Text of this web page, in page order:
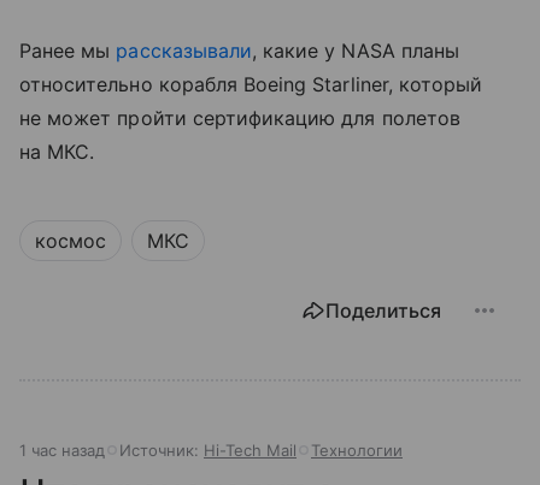
Ранее мы рассказывали, какие у NASA планы
относительно корабля Boeing Starliner, который
не может пройти сертификацию для полетов
на МКС.
космос МКС
Поделиться
1 час назад Источник: Hi-Tech Mail Технологии